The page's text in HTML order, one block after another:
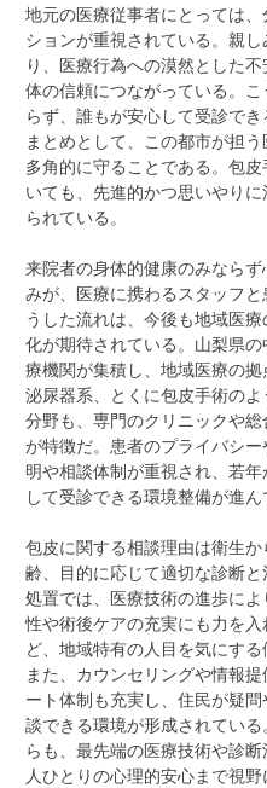
地元の医療従事者にとっては
ションが重視されている。親
り、医療行為への漠然とした
体の信頼につながっている。
らず、誰もが安心して受診で
まとめとして、この都市が担
多角的に守ることである。包
いても、先進的かつ思いやり
られている。
来院者の身体的健康のみなら
みが、医療に携わるスタッフ
うした流れは、今後も地域医
化が期待されている。山梨県
療機関が集積し、地域医療の拠
泌尿器系、とくに包皮手術の
分野も、専門のクリニックや
が特徴だ。患者のプライバシ
明や相談体制が重視され、若
して受診できる環境整備が進ん
包皮に関する相談理由は衛生
齢、目的に応じて適切な診断
処置では、医療技術の進歩に
性や術後ケアの充実にも力を
ど、地域特有の人目を気にす
また、カウンセリングや情報
ート体制も充実し、住民が疑
談できる環境が形成されてい
らも、最先端の医療技術や診
人ひとりの心理的安心まで視